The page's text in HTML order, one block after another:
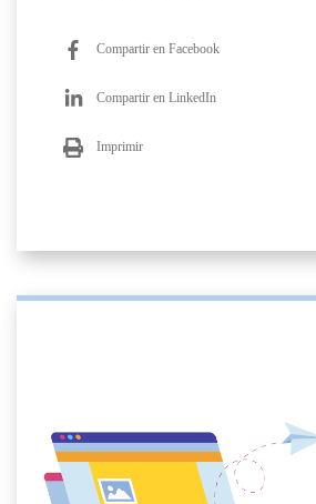
Compartir en Facebook
Compartir en LinkedIn
Imprimir